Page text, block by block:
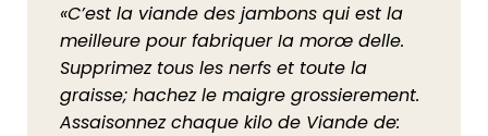
«C’est la viande des jambons qui est la
meilleure pour fabriquer Ia morœ delle.
Supprimez tous les nerfs et toute la
graisse; hachez le maigre grossierement.
Assaisonnez chaque kilo de Viande de: